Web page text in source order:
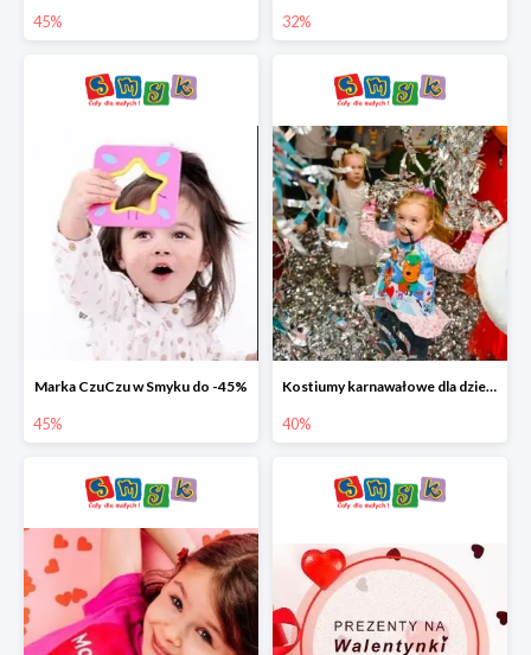
45% 32%
Marka CzuCzu w Smyku do -45%
45%
Kostiumy karnawałowe dla dzieci w Smyku do -40%
40%